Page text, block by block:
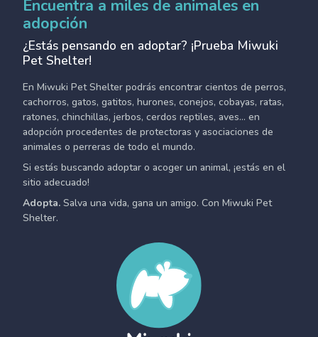
Encuentra a miles de animales en
adopción
¿Estás pensando en adoptar? ¡Prueba Miwuki
Pet Shelter!
En Miwuki Pet Shelter podrás encontrar cientos de perros,
cachorros, gatos, gatitos, hurones, conejos, cobayas, ratas,
ratones, chinchillas, jerbos, cerdos reptiles, aves... en
adopción procedentes de protectoras y asociaciones de
animales o perreras de todo el mundo.
Si estás buscando adoptar o acoger un animal, ¡estás en el
sitio adecuado!
Adopta. Salva una vida, gana un amigo. Con Miwuki Pet
Shelter.